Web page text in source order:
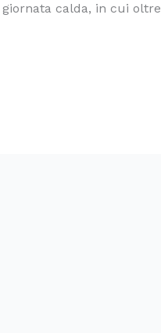
calda, in cui oltre